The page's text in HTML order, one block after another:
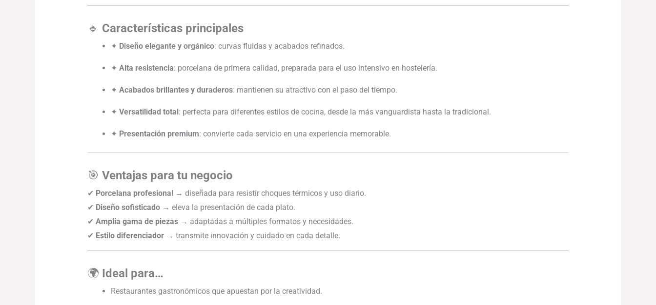
🔹 Características principales
✦ Diseño elegante y orgánico: curvas fluidas y acabados refinados.
✦ Alta resistencia: porcelana de primera calidad, preparada para el uso intensivo en hostelería.
✦ Acabados brillantes y duraderos: mantienen su atractivo con el paso del tiempo.
✦ Versatilidad total: perfecta para diferentes estilos de cocina, desde la más vanguardista hasta la tradicional.
✦ Presentación premium: convierte cada servicio en una experiencia memorable.
🎯 Ventajas para tu negocio
✔ Porcelana profesional→ diseñada para resistir choques térmicos y uso diario.
✔ Diseño sofisticado→ eleva la presentación de cada plato.
✔ Amplia gama de piezas→ adaptadas a múltiples formatos y necesidades.
✔ Estilo diferenciador→ transmite innovación y cuidado en cada detalle.
🌍 Ideal para…
Restaurantes gastronómicos que apuestan por la creatividad.